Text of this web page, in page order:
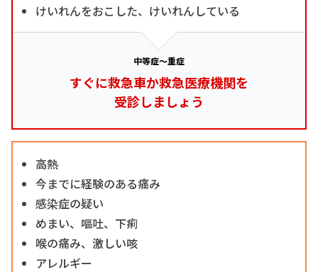
けいれんをおこした、けいれんしている
中等症～重症
すぐに救急車か救急医療機関を
受診しましょう
高熱
今までに経験のある痛み
感染症の疑い
めまい、嘔吐、下痢
喉の痛み、激しい咳
アレルギー